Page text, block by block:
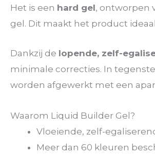
Het is een hard gel, ontworpen
gel. Dit maakt het product
Dankzij de lopende, zelf-
minimale correcties. In
worden afgewerkt met een
Waarom Liquid Builder Gel?
Vloeiende, zelf-
Meer dan 60 kleuren